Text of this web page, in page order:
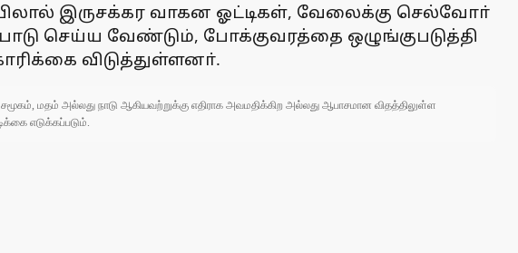
இருசக்கர வாகன ஓட்டிகள், வேலைக்கு செல்வோா்
செய்ய வேண்டும், போக்குவரத்தை ஒழுங்குபடுத்தி
விடுத்துள்ளனா்.
மதம் அல்லது நாடு ஆகியவற்றுக்கு எதிராக அவமதிக்கிற அல்லது ஆபாசமான விதத்திலுள்ள
எடுக்கப்படும்.